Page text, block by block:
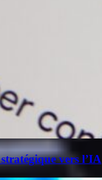
vers l’IA